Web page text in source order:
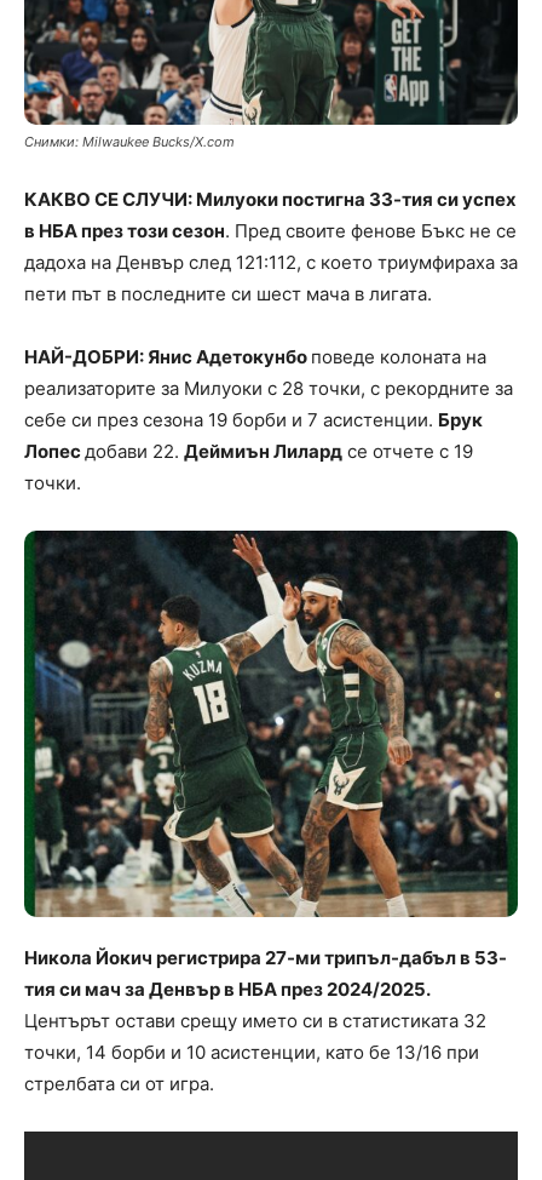
Снимки: Milwaukee Bucks/X.com
КАКВО СЕ СЛУЧИ: Милуоки постигна 33-тия си успех
в НБА през този сезон. Пред своите фенове Бъкс не се
дадоха на Денвър след 121:112, с което триумфираха за
пети път в последните си шест мача в лигата.
НАЙ-ДОБРИ: Янис Адетокунбо поведе колоната на
реализаторите за Милуоки с 28 точки, с рекордните за
себе си през сезона 19 борби и 7 асистенции. Брук
Лопесдобави 22. Деймиън Лилард се отчете с 19
точки.
Никола Йокич регистрира 27-ми трипъл-дабъл в 53-
тия си мач за Денвър в НБА през 2024/2025.
Центърът остави срещу името си в статистиката 32
точки, 14 борби и 10 асистенции, като бе 13/16 при
стрелбата си от игра.